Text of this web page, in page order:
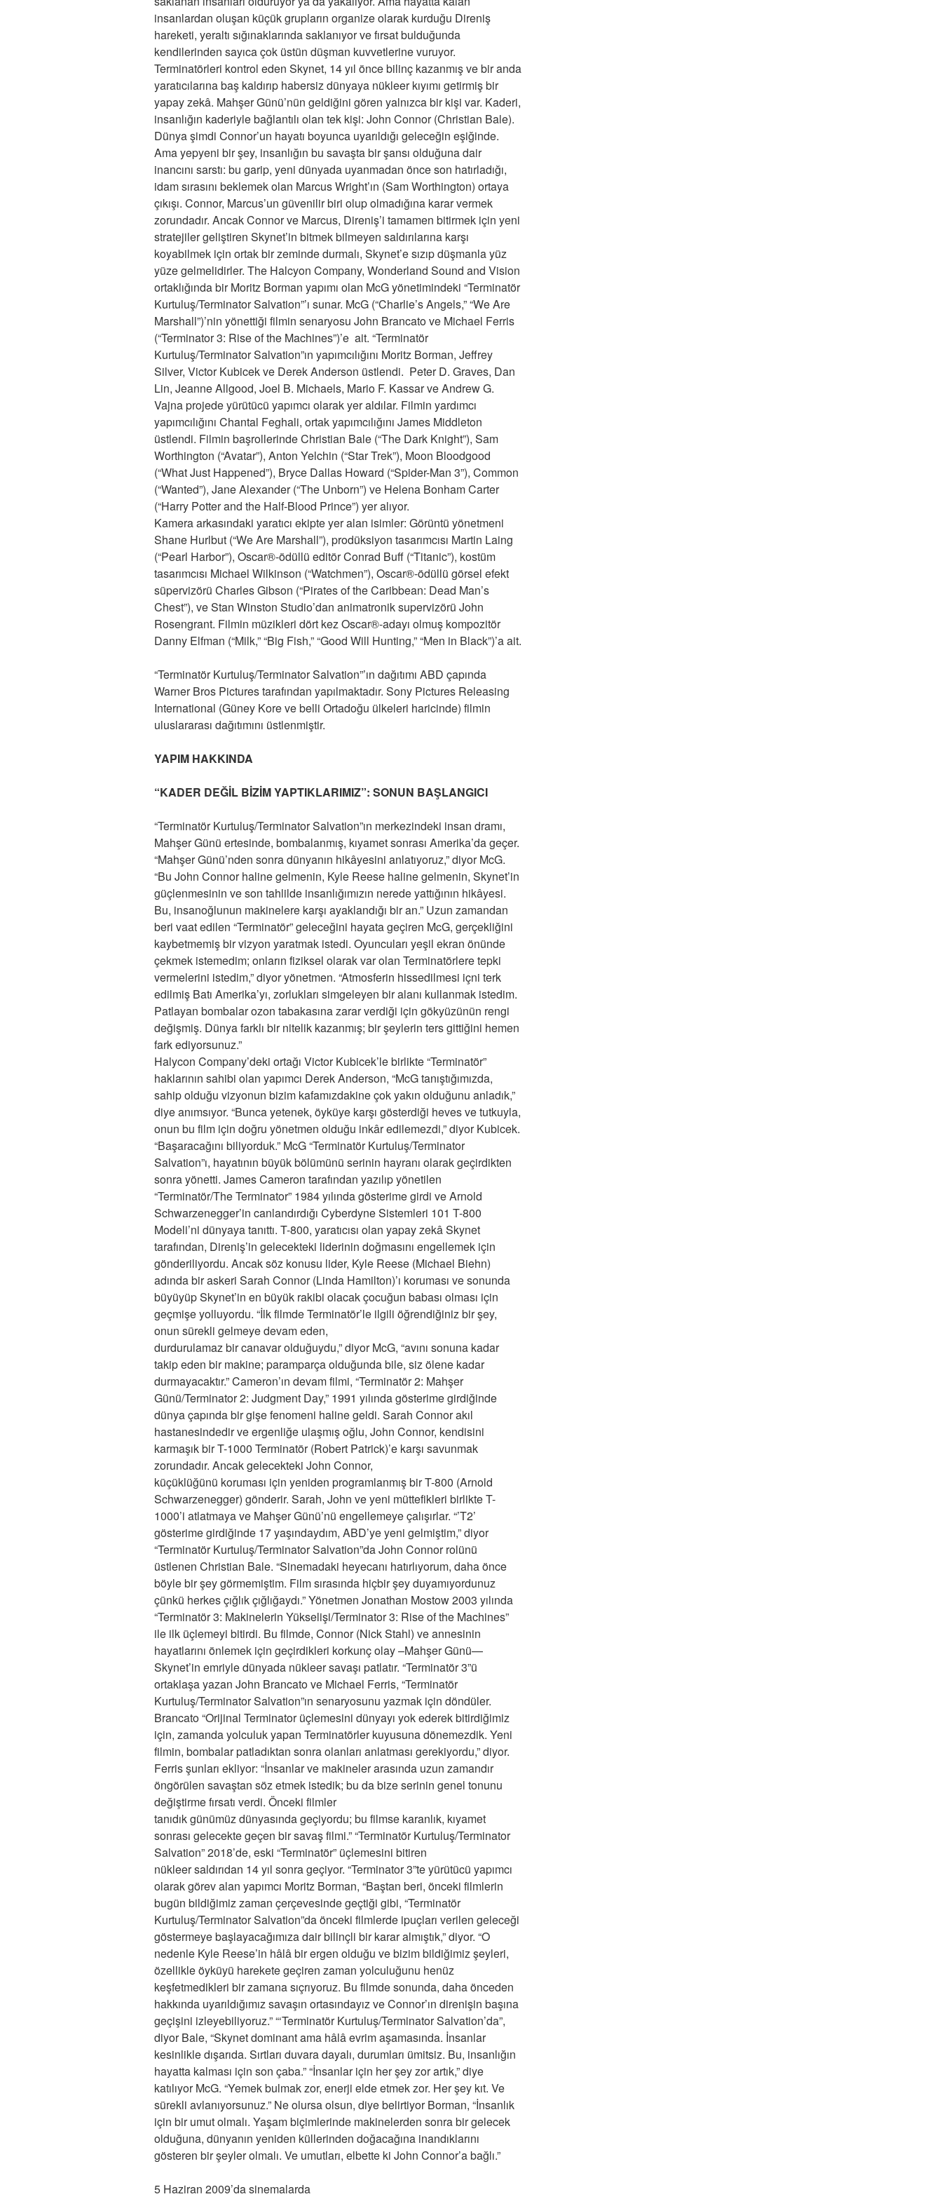
insanlardan oluşan küçük grupların organize olarak kurduğu Direniş
hareketi, yeraltı sığınaklarında saklanıyor ve fırsat bulduğunda
kendilerinden sayıca çok üstün düşman kuvvetlerine vuruyor.
Terminatörleri kontrol eden Skynet, 14 yıl önce bilinç kazanmış ve bir anda
yaratıcılarına baş kaldırıp habersiz dünyaya nükleer kıyımı getirmiş bir
yapay zekâ. Mahşer Günü’nün geldiğini gören yalnızca bir kişi var. Kaderi,
insanlığın kaderiyle bağlantılı olan tek kişi: John Connor (Christian Bale).
Dünya şimdi Connor’un hayatı boyunca uyarıldığı geleceğin eşiğinde.
Ama yepyeni bir şey, insanlığın bu savaşta bir şansı olduğuna dair
inancını sarstı: bu garip, yeni dünyada uyanmadan önce son hatırladığı,
idam sırasını beklemek olan Marcus Wright’ın (Sam Worthington) ortaya
çıkışı. Connor, Marcus’un güvenilir biri olup olmadığına karar vermek
zorundadır. Ancak Connor ve Marcus, Direniş’i tamamen bitirmek için yeni
stratejiler geliştiren Skynet’in bitmek bilmeyen saldırılarına karşı
koyabilmek için ortak bir zeminde durmalı, Skynet’e sızıp düşmanla yüz
yüze gelmelidirler. The Halcyon Company, Wonderland Sound and Vision
ortaklığında bir Moritz Borman yapımı olan McG yönetimindeki “Terminatör
Kurtuluş/Terminator Salvation”’ı sunar. McG (“Charlie’s Angels,” “We Are
Marshall”)’nin yönettiği filmin senaryosu John Brancato ve Michael Ferris
(“Terminator 3: Rise of the Machines”)’e ait. “Terminatör
Kurtuluş/Terminator Salvation”ın yapımcılığını Moritz Borman, Jeffrey
Silver, Victor Kubicek ve Derek Anderson üstlendi. Peter D. Graves, Dan
Lin, Jeanne Allgood, Joel B. Michaels, Mario F. Kassar ve Andrew G.
Vajna projede yürütücü yapımcı olarak yer aldılar. Filmin yardımcı
yapımcılığını Chantal Feghali, ortak yapımcılığını James Middleton
üstlendi. Filmin başrollerinde Christian Bale (“The Dark Knight”), Sam
Worthington (“Avatar”), Anton Yelchin (“Star Trek”), Moon Bloodgood
(“What Just Happened”), Bryce Dallas Howard (“Spider-Man 3”), Common
(“Wanted”), Jane Alexander (“The Unborn”) ve Helena Bonham Carter
(“Harry Potter and the Half-Blood Prince”) yer alıyor.
Kamera arkasındaki yaratıcı ekipte yer alan isimler: Görüntü yönetmeni
Shane Hurlbut (“We Are Marshall”), prodüksiyon tasarımcısı Martin Laing
(“Pearl Harbor”), Oscar®-ödüllü editör Conrad Buff (“Titanic”), kostüm
tasarımcısı Michael Wilkinson (“Watchmen”), Oscar®-ödüllü görsel efekt
süpervizörü Charles Gibson (“Pirates of the Caribbean: Dead Man’s
Chest”), ve Stan Winston Studio’dan animatronik supervizörü John
Rosengrant. Filmin müzikleri dört kez Oscar®-adayı olmuş kompozitör
Danny Elfman (“Milk,” “Big Fish,” “Good Will Hunting,” “Men in Black”)’a ait.
“Terminatör Kurtuluş/Terminator Salvation”’ın dağıtımı ABD çapında
Warner Bros Pictures tarafından yapılmaktadır. Sony Pictures Releasing
International (Güney Kore ve belli Ortadoğu ülkeleri haricinde) filmin
uluslararası dağıtımını üstlenmiştir.
YAPIM HAKKINDA
“KADER DEĞİL BİZİM YAPTIKLARIMIZ”: SONUN BAŞLANGICI
“Terminatör Kurtuluş/Terminator Salvation”ın merkezindeki insan dramı,
Mahşer Günü ertesinde, bombalanmış, kıyamet sonrası Amerika’da geçer.
“Mahşer Günü’nden sonra dünyanın hikâyesini anlatıyoruz,” diyor McG.
“Bu John Connor haline gelmenin, Kyle Reese haline gelmenin, Skynet’in
güçlenmesinin ve son tahlilde insanlığımızın nerede yattığının hikâyesi.
Bu, insanoğlunun makinelere karşı ayaklandığı bir an.” Uzun zamandan
beri vaat edilen “Terminatör” geleceğini hayata geçiren McG, gerçekliğini
kaybetmemiş bir vizyon yaratmak istedi. Oyuncuları yeşil ekran önünde
çekmek istemedim; onların fiziksel olarak var olan Terminatörlere tepki
vermelerini istedim,” diyor yönetmen. “Atmosferin hissedilmesi içni terk
edilmiş Batı Amerika’yı, zorlukları simgeleyen bir alanı kullanmak istedim.
Patlayan bombalar ozon tabakasına zarar verdiği için gökyüzünün rengi
değişmiş. Dünya farklı bir nitelik kazanmış; bir şeylerin ters gittiğini hemen
fark ediyorsunuz.”
Halycon Company’deki ortağı Victor Kubicek’le birlikte “Terminatör”
haklarının sahibi olan yapımcı Derek Anderson, “McG tanıştığımızda,
sahip olduğu vizyonun bizim kafamızdakine çok yakın olduğunu anladık,”
diye anımsıyor. “Bunca yetenek, öyküye karşı gösterdiği heves ve tutkuyla,
onun bu film için doğru yönetmen olduğu inkâr edilemezdi,” diyor Kubicek.
“Başaracağını biliyorduk.” McG “Terminatör Kurtuluş/Terminator
Salvation”ı, hayatının büyük bölümünü serinin hayranı olarak geçirdikten
sonra yönetti. James Cameron tarafından yazılıp yönetilen
“Terminatör/The Terminator” 1984 yılında gösterime girdi ve Arnold
Schwarzenegger’in canlandırdığı Cyberdyne Sistemleri 101 T-800
Modeli’ni dünyaya tanıttı. T-800, yaratıcısı olan yapay zekâ Skynet
tarafından, Direniş’in gelecekteki liderinin doğmasını engellemek için
gönderiliyordu. Ancak söz konusu lider, Kyle Reese (Michael Biehn)
adında bir askeri Sarah Connor (Linda Hamilton)’ı koruması ve sonunda
büyüyüp Skynet’in en büyük rakibi olacak çocuğun babası olması için
geçmişe yolluyordu. “İlk filmde Terminatör’le ilgili öğrendiğiniz bir şey,
onun sürekli gelmeye devam eden,
durdurulamaz bir canavar olduğuydu,” diyor McG, “avını sonuna kadar
takip eden bir makine; paramparça olduğunda bile, siz ölene kadar
durmayacaktır.” Cameron’ın devam filmi, “Terminatör 2: Mahşer
Günü/Terminator 2: Judgment Day,” 1991 yılında gösterime girdiğinde
dünya çapında bir gişe fenomeni haline geldi. Sarah Connor akıl
hastanesindedir ve ergenliğe ulaşmış oğlu, John Connor, kendisini
karmaşık bir T-1000 Terminatör (Robert Patrick)’e karşı savunmak
zorundadır. Ancak gelecekteki John Connor,
küçüklüğünü koruması için yeniden programlanmış bir T-800 (Arnold
Schwarzenegger) gönderir. Sarah, John ve yeni müttefikleri birlikte T-
1000’i atlatmaya ve Mahşer Günü’nü engellemeye çalışırlar. “’T2’
gösterime girdiğinde 17 yaşındaydım, ABD’ye yeni gelmiştim,” diyor
“Terminatör Kurtuluş/Terminator Salvation”da John Connor rolünü
üstlenen Christian Bale. “Sinemadaki heyecanı hatırlıyorum, daha önce
böyle bir şey görmemiştim. Film sırasında hiçbir şey duyamıyordunuz
çünkü herkes çığlık çığlığaydı.” Yönetmen Jonathan Mostow 2003 yılında
“Terminatör 3: Makinelerin Yükselişi/Terminator 3: Rise of the Machines”
ile ilk üçlemeyi bitirdi. Bu filmde, Connor (Nick Stahl) ve annesinin
hayatlarını önlemek için geçirdikleri korkunç olay –Mahşer Günü—
Skynet’in emriyle dünyada nükleer savaşı patlatır. “Terminatör 3”ü
ortaklaşa yazan John Brancato ve Michael Ferris, “Terminatör
Kurtuluş/Terminator Salvation”ın senaryosunu yazmak için döndüler.
Brancato “Orijinal Terminator üçlemesini dünyayı yok ederek bitirdiğimiz
için, zamanda yolculuk yapan Terminatörler kuyusuna dönemezdik. Yeni
filmin, bombalar patladıktan sonra olanları anlatması gerekiyordu,” diyor.
Ferris şunları ekliyor: “İnsanlar ve makineler arasında uzun zamandır
öngörülen savaştan söz etmek istedik; bu da bize serinin genel tonunu
değiştirme fırsatı verdi. Önceki filmler
tanıdık günümüz dünyasında geçiyordu; bu filmse karanlık, kıyamet
sonrası gelecekte geçen bir savaş filmi.” “Terminatör Kurtuluş/Terminator
Salvation” 2018’de, eski “Terminatör” üçlemesini bitiren
nükleer saldırıdan 14 yıl sonra geçiyor. “Terminator 3”te yürütücü yapımcı
olarak görev alan yapımcı Moritz Borman, “Baştan beri, önceki filmlerin
bugün bildiğimiz zaman çerçevesinde geçtiği gibi, “Terminatör
Kurtuluş/Terminator Salvation”da önceki filmlerde ipuçları verilen geleceği
göstermeye başlayacağımıza dair bilinçli bir karar almıştık,” diyor. “O
nedenle Kyle Reese’in hâlâ bir ergen olduğu ve bizim bildiğimiz şeyleri,
özellikle öyküyü harekete geçiren zaman yolculuğunu henüz
keşfetmedikleri bir zamana sıçrıyoruz. Bu filmde sonunda, daha önceden
hakkında uyarıldığımız savaşın ortasındayız ve Connor’ın direnişin başına
geçişini izleyebiliyoruz.” “‘Terminatör Kurtuluş/Terminator Salvation’da”,
diyor Bale, “Skynet dominant ama hâlâ evrim aşamasında. İnsanlar
kesinlikle dışarıda. Sırtları duvara dayalı, durumları ümitsiz. Bu, insanlığın
hayatta kalması için son çaba.” “İnsanlar için her şey zor artık,” diye
katılıyor McG. “Yemek bulmak zor, enerji elde etmek zor. Her şey kıt. Ve
sürekli avlanıyorsunuz.” Ne olursa olsun, diye belirtiyor Borman, “İnsanlık
için bir umut olmalı. Yaşam biçimlerinde makinelerden sonra bir gelecek
olduğuna, dünyanın yeniden küllerinden doğacağına inandıklarını
gösteren bir şeyler olmalı. Ve umutları, elbette ki John Connor’a bağlı.”
5 Haziran 2009’da sinemalarda